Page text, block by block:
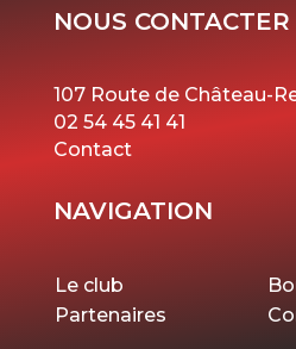
NOUS CONTACTER
107 Route de Château-
02 54 45 41 41
Contact
NAVIGATION
Le club
Partenaires